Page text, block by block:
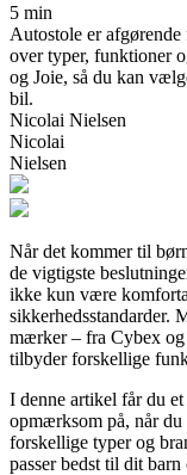
5 min
Autostole er
over typer, funktioner
og Joie, så du kan
bil.
Nicolai Nielsen
Nicolai
Nielsen
Når det kommer til
de vigtigste
ikke kun være
sikkerhedsstandarder.
mærker – fra Cybex
tilbyder forskellige
I denne artikel får du
opmærksom på, når
forskellige typer og
passer bedst til dit